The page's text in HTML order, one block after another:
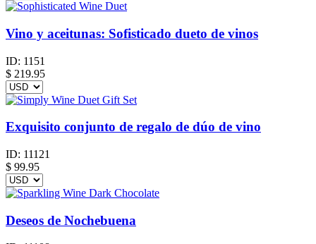
Vino y aceitunas: Sofisticado dueto de vinos
ID: 1151
$ 219.95
Exquisito conjunto de regalo de dúo de vino
ID: 11121
$ 99.95
Deseos de Nochebuena